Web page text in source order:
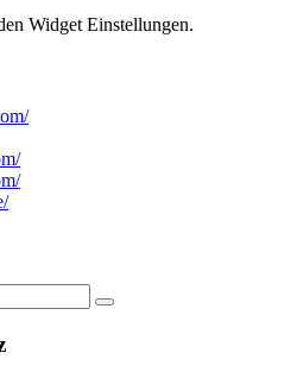
Widget Einstellungen.